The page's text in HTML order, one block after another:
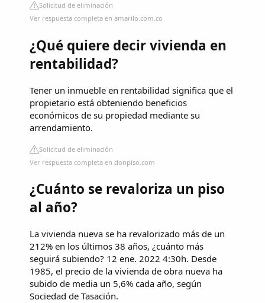
Solicitud de eliminación
Ver respuesta completa en amarilo.com.co
¿Qué quiere decir vivienda en
rentabilidad?
Tener un inmueble en rentabilidad significa que el
propietario está obteniendo beneficios
económicos de su propiedad mediante su
arrendamiento.
Solicitud de eliminación
Ver respuesta completa en donpiso.com
¿Cuánto se revaloriza un piso
al año?
La vivienda nueva se ha revalorizado más de un
212% en los últimos 38 años, ¿cuánto más
seguirá subiendo? 12 ene. 2022 4:30h. Desde
1985, el precio de la vivienda de obra nueva ha
subido de media un 5,6% cada año, según
Sociedad de Tasación.